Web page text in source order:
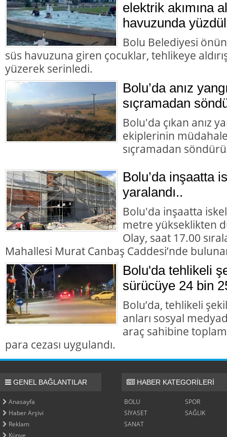
elektrik akımına
havuzunda
Bolu Belediyesi
süs havuzuna giren çocuklar, tehlikeye
yüzerek serinledi.
Bolu’da anız
sıçramadan
Bolu'da çıkan anız
ekiplerinin
sıçramadan
Bolu’da inşaatta
yaralandı..
Bolu'da inşaatta
metre yükseklikten
Olay, saat 17.00
Mahallesi Murat Canbaş Caddesi’nde
Bolu'da tehlikeli
sürücüye 24 bin
Bolu’da, tehlikeli
anları sosyal
araç sahibine
para cezası uygulandı.
GENEL BAĞLANTILAR
Anasayfa
Haber Arşivi
Reklam
Künye
HABER KATEGORİLERİ
BOLU
SPOR
SİYASET
SAĞLIK
SANAT